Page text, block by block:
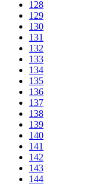
128
129
130
131
132
133
134
135
136
137
138
139
140
141
142
143
144